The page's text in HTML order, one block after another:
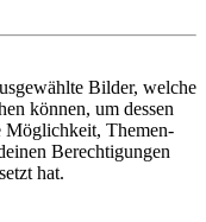
Bilder, welche
können, um dessen
Möglichkeit, Themen-
Berechtigungen
hat.